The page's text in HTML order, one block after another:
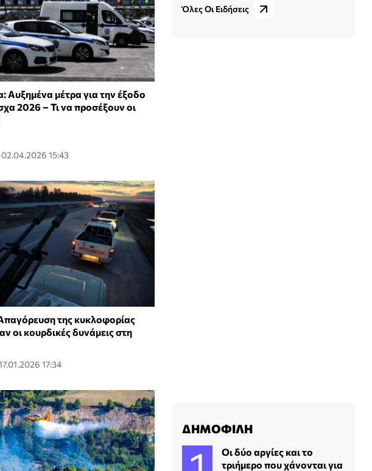
Αυξημένα μέτρα για την έξοδο
2026 – Τι να προσέξουν οι
02.04.2026 15:43
της κυκλοφορίας
οι κουρδικές δυνάμεις στη
17:34
Όλες Οι Ειδήσεις
ΔΗΜΟΦΙΛΗ
Οι δύο αργίες και το
τριήμερο που χάνονται για